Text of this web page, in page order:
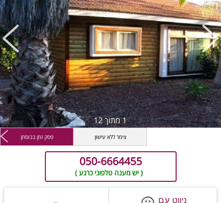
1מתוך12
פסק זמן בבוסתן צימר ללא עישון
050-6664455
( יש מענה טלפוני כרגע )